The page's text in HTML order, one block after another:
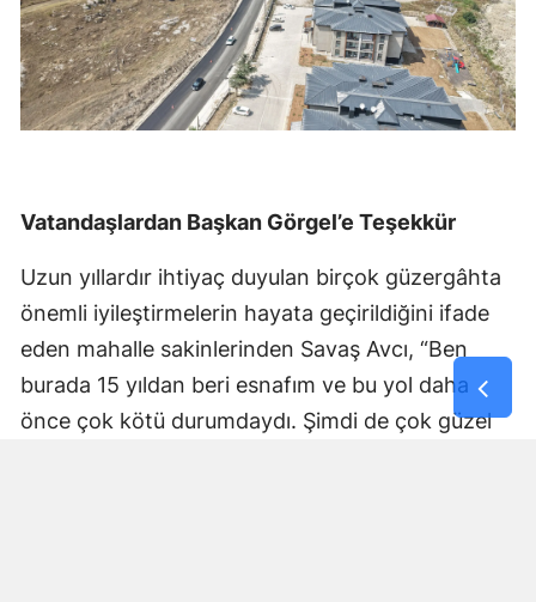
Vatandaşlardan Başkan Görgel’e Teşekkür
Uzun yıllardır ihtiyaç duyulan birçok güzergâhta
önemli iyileştirmelerin hayata geçirildiğini ifade
eden mahalle sakinlerinden Savaş Avcı, “Ben
burada 15 yıldan beri esnafım ve bu yol daha
önce çok kötü durumdaydı. Şimdi de çok güzel